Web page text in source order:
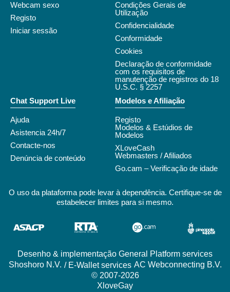
Webcam sexo
Registo
Iniciar sessão
Condições Gerais de
Utilização
Confidencialidade
Conformidade
Cookies
Declaração de conformidade
com os requisitos de
manutenção de registros do 18
U.S.C. § 2257
Chat Support Live
Ajuda
Asistencia 24h/7
Contacte-nos
Denúncia de conteúdo
Modelos e Afiliação
Registo
Modelos & Estúdios de
Modelos
XLoveCash
Webmasters / Afiliados
Go.cam – Verificação de idade
O uso da plataforma pode levar à dependência. Certifique-se de
estabelecer limites para si mesmo.
Desenho & implementação General Platform services
/ E-Wallet services
© 2007-2026
XloveGay